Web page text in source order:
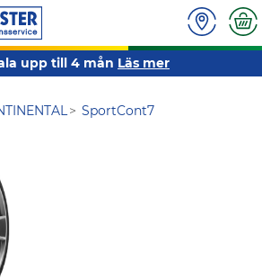
upp till 4 mån Läs mer
SportCont7